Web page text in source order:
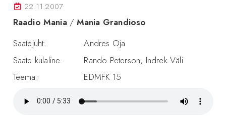
22.11.2007
Raadio Mania/ Mania Grandioso
Saatejuht:
Andres Oja
Saate külaline:
Rando Peterson, Indrek Väli
Teema:
EDMFK 15